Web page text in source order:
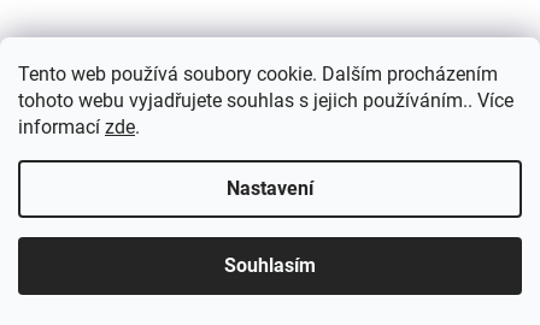
Tento web používá soubory cookie. Dalším procházením
tohoto webu vyjadřujete souhlas s jejich používáním.. Více
informací zde.
Nastavení
Souhlasím